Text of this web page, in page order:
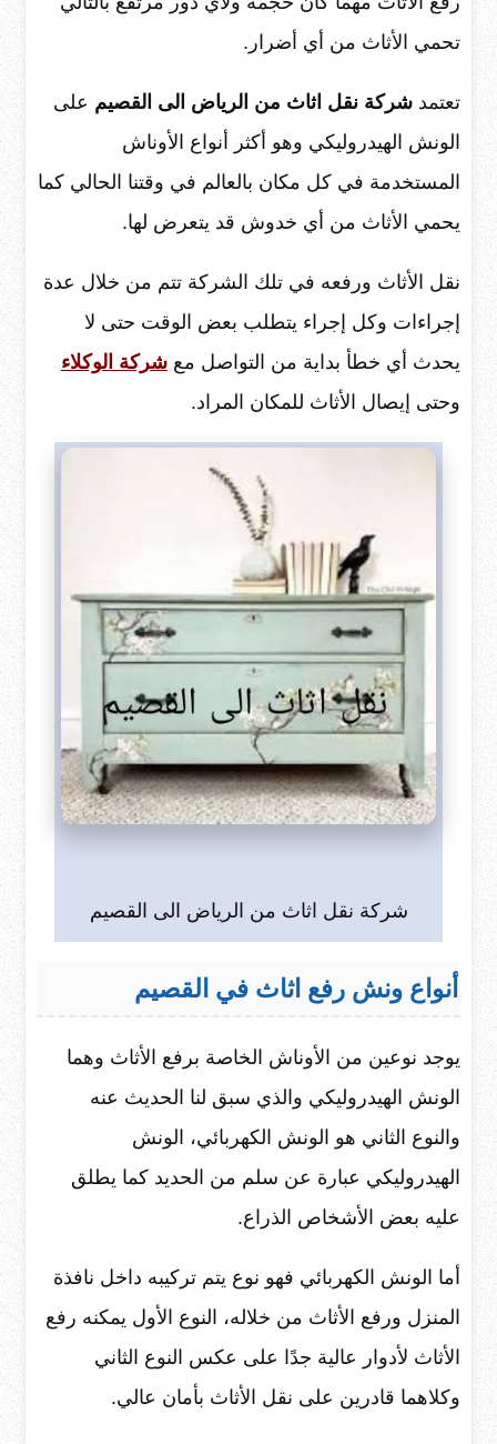
تحمي الأثاث من أي أضرار.
تعتمد شركة نقل اثاث من الرياض الى القصيم على
الونش الهيدروليكي وهو أكثر أنواع الأوناش
المستخدمة في كل مكان بالعالم في وقتنا الحالي كما
يحمي الأثاث من أي خدوش قد يتعرض لها.
نقل الأثاث ورفعه في تلك الشركة تتم من خلال عدة
إجراءات وكل إجراء يتطلب بعض الوقت حتى لا
يحدث أي خطأ بداية من التواصل مع شركة الوكلاء
وحتى إيصال الأثاث للمكان المراد.
شركة نقل اثاث من الرياض الى القصيم
أنواع ونش رفع اثاث في القصيم
يوجد نوعين من الأوناش الخاصة برفع الأثاث وهما
الونش الهيدروليكي والذي سبق لنا الحديث عنه
والنوع الثاني هو الونش الكهربائي، الونش
الهيدروليكي عبارة عن سلم من الحديد كما يطلق
عليه بعض الأشخاص الذراع.
أما الونش الكهربائي فهو نوع يتم تركيبه داخل نافذة
المنزل ورفع الأثاث من خلاله، النوع الأول يمكنه رفع
الأثاث لأدوار عالية جدًا على عكس النوع الثاني
وكلاهما قادرين على نقل الأثاث بأمان عالي.